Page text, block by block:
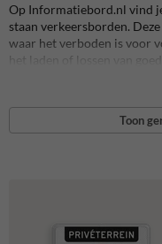
Op Informatiebord.nl vind
staan verkeersborden.
waar het verboden is voor
het laden of lossen van
passagiers. Ze zijn ideaal
doorstroming van het
of in stedelijke gebieden.
vervaardigd volgens RVV-
en zichtbaarheid onder
Toon